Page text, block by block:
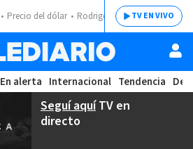
Precio del dólar Rodrigo ChavesTV EN VIVO
En alerta Internacional Tendencia
Seguí aquíTV en
directo